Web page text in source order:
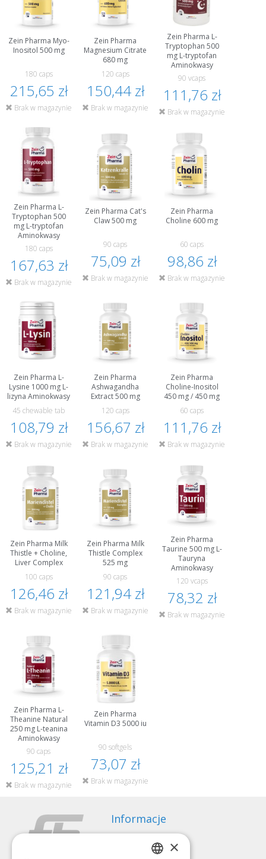
Zein Pharma Myo-
Inositol 500 mg
180 caps
215,65 zł
Brak w magazynie
Zein Pharma
Magnesium Citrate
680 mg
120 caps
150,44 zł
Brak w magazynie
Zein Pharma L-
Tryptophan 500
mg L-tryptofan
Aminokwasy
90 vcaps
111,76 zł
Brak w magazynie
Zein Pharma L-
Tryptophan 500
mg L-tryptofan
Aminokwasy
180 caps
167,63 zł
Brak w magazynie
Zein Pharma Cat's
Claw 500 mg
90 caps
75,09 zł
Brak w magazynie
Zein Pharma
Choline 600 mg
60 caps
98,86 zł
Brak w magazynie
Zein Pharma L-
Lysine 1000 mg L-
lizyna Aminokwasy
45 chewable tab
108,79 zł
Brak w magazynie
Zein Pharma
Ashwagandha
Extract 500 mg
120 caps
156,67 zł
Brak w magazynie
Zein Pharma
Choline-Inositol
450 mg / 450 mg
60 caps
111,76 zł
Brak w magazynie
Zein Pharma Milk
Thistle + Choline,
Liver Complex
100 caps
126,46 zł
Brak w magazynie
Zein Pharma Milk
Thistle Complex
525 mg
90 caps
121,94 zł
Brak w magazynie
Zein Pharma
Taurine 500 mg L-
Tauryna
Aminokwasy
120 vcaps
78,32 zł
Brak w magazynie
Zein Pharma L-
Theanine Natural
250 mg L-teanina
Aminokwasy
90 caps
125,21 zł
Brak w magazynie
Zein Pharma
Vitamin D3 5000 iu
90 softgels
73,07 zł
Brak w magazynie
Informacje
Sposoby płatności
×